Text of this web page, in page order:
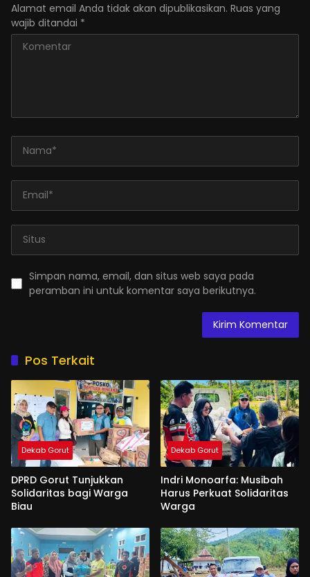
Alamat email Anda tidak akan dipublikasikan. Ruas yang
wajib ditandai *
Simpan nama, email, dan situs web saya pada
peramban ini untuk komentar saya berikutnya.
Pos Terkait
Dekab Gorut
DPRD Gorut Tunjukkan
Solidaritas bagi Warga
Biau
Dekab Gorut
Indri Monoarfa: Musibah
Harus Perkuat Solidaritas
Warga